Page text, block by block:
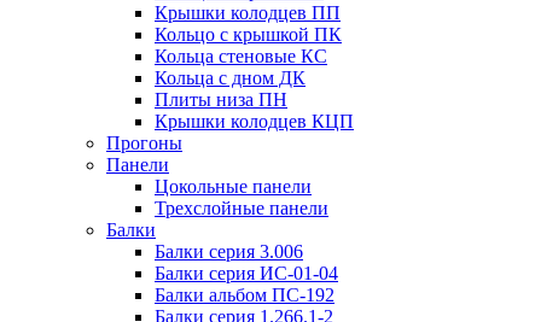
Крышки колодцев ПП
Кольцо с крышкой ПК
Кольца стеновые КС
Кольца с дном ДК
Плиты низа ПН
Крышки колодцев КЦП
Прогоны
Панели
Цокольные панели
Трехслойные панели
Балки
Балки серия 3.006
Балки серия ИС-01-04
Балки альбом ПС-192
Балки серия 1.266.1-2